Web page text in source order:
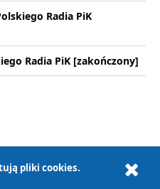
Radia PiK
Radia PiK [zakończony]
pliki cookies.